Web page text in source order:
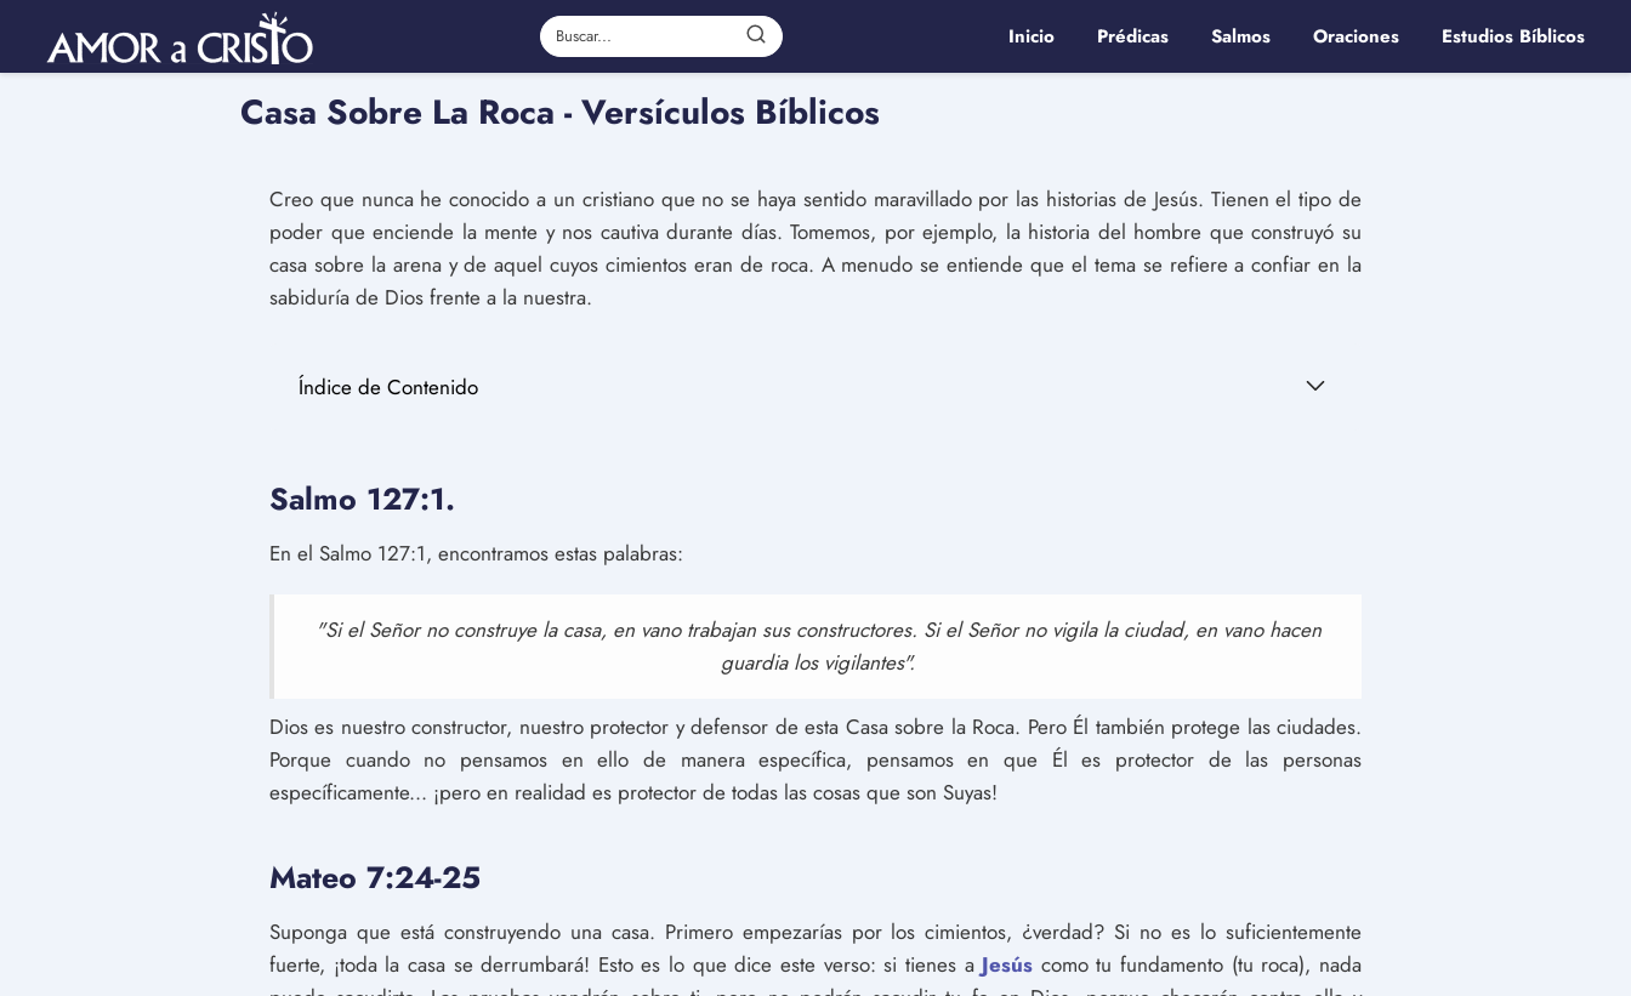
Inicio Prédicas Salmos Oraciones Estudios Bíblicos
Casa Sobre La Roca - Versículos Bíblicos
Creo que nunca he conocido a un cristiano que no se haya sentido maravillado por las historias de Jesús. Tienen el tipo de
poder que enciende la mente y nos cautiva durante días. Tomemos, por ejemplo, la historia del hombre que construyó su
casa sobre la arena y de aquel cuyos cimientos eran de roca. A menudo se entiende que el tema se refiere a confiar en la
sabiduría de Dios frente a la nuestra.
Índice de Contenido
Salmo 127:1.
En el Salmo 127:1, encontramos estas palabras:
"Si el Señor no construye la casa, en vano trabajan sus constructores. Si el Señor no vigila la ciudad, en vano hacen
guardia los vigilantes".
Dios es nuestro constructor, nuestro protector y defensor de esta Casa sobre la Roca. Pero Él también protege las ciudades.
Porque cuando no pensamos en ello de manera específica, pensamos en que Él es protector de las personas
específicamente... ¡pero en realidad es protector de todas las cosas que son Suyas!
Mateo 7:24-25
Suponga que está construyendo una casa. Primero empezarías por los cimientos, ¿verdad? Si no es lo suficientemente
fuerte, ¡toda la casa se derrumbará! Esto es lo que dice este verso: si tienes a Jesús como tu fundamento (tu roca), nada